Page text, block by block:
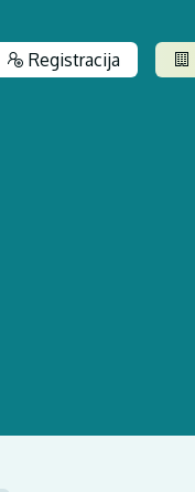
Registracija